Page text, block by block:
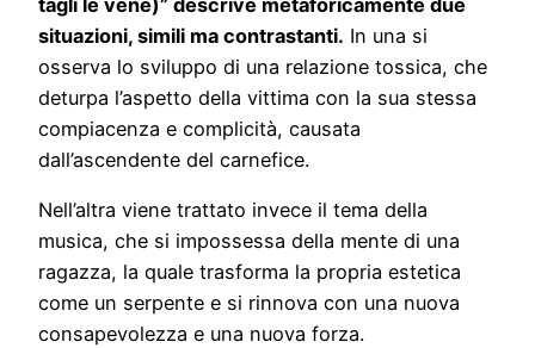
situazioni, simili ma contrastanti. In una si
osserva lo sviluppo di una relazione tossica, che
deturpa l’aspetto della vittima con la sua stessa
compiacenza e complicità, causata
dall’ascendente del carnefice.
Nell’altra viene trattato invece il tema della
musica, che si impossessa della mente di una
ragazza, la quale trasforma la propria estetica
come un serpente e si rinnova con una nuova
consapevolezza e una nuova forza.